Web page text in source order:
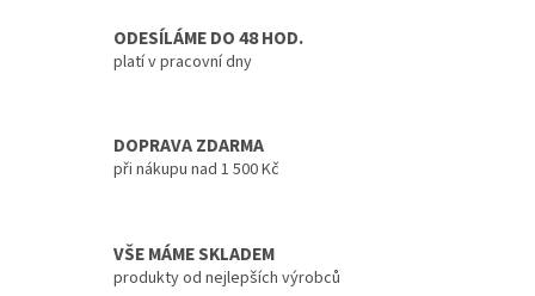
ODESÍLÁME DO 48 HOD.
platí v pracovní dny
DOPRAVA ZDARMA
při nákupu nad 1 500 Kč
VŠE MÁME SKLADEM
produkty od nejlepších výrobců